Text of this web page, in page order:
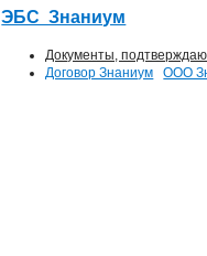
ЭБС Знаниум
Документы,
Договор Знаниум
ООО